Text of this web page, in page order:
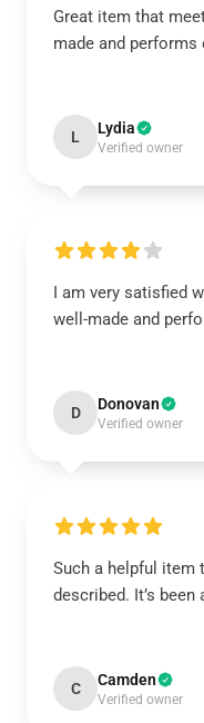
Great item that
made and
L Lydia
Verified owner
I am very satisfied
well-made and
D Donovan
Verified owner
Such a helpful item
described. It’s
C Camden
Verified owner